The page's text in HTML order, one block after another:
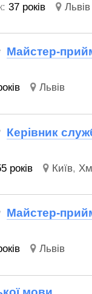
37 років Львів
Майстер-
Львів
Керівник
років Київ,
Майстер-
Львів